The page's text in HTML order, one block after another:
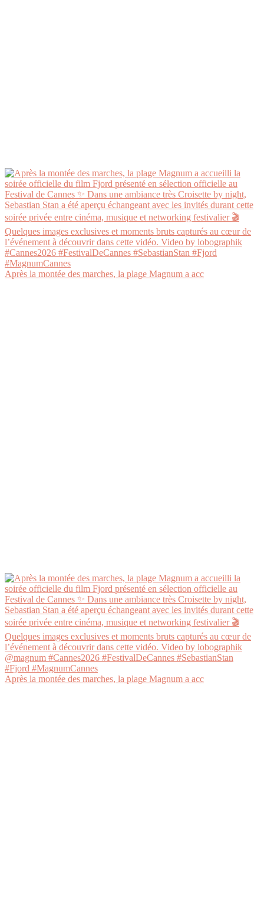
Après la montée des marches, la plage Magnum a acc
Après la montée des marches, la plage Magnum a acc